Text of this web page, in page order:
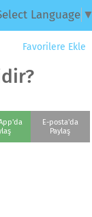
Language ▼
Favorilere Ekle
E-posta'da
Paylaş